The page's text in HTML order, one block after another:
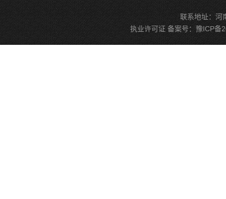
联系地址：河南
执业许可证备案号：豫ICP备